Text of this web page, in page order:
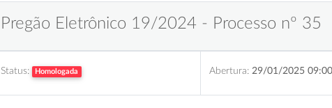
Pregão Eletrônico 19/2024 - Processo nº 35
Status: Homologada Abertura: 29/01/2025 09:00